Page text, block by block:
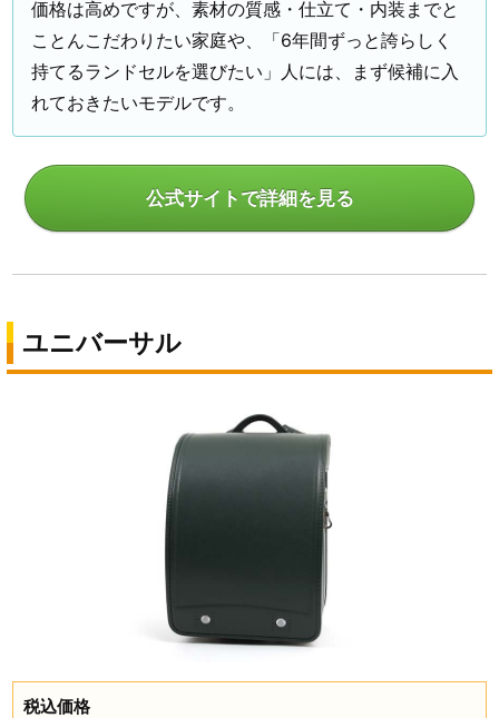
価格は高めですが、素材の質感・仕立て・内装までと
ことんこだわりたい家庭や、「6年間ずっと誇らしく
持てるランドセルを選びたい」人には、まず候補に入
れておきたいモデルです。
公式サイトで詳細を見る
ユニバーサル
税込価格